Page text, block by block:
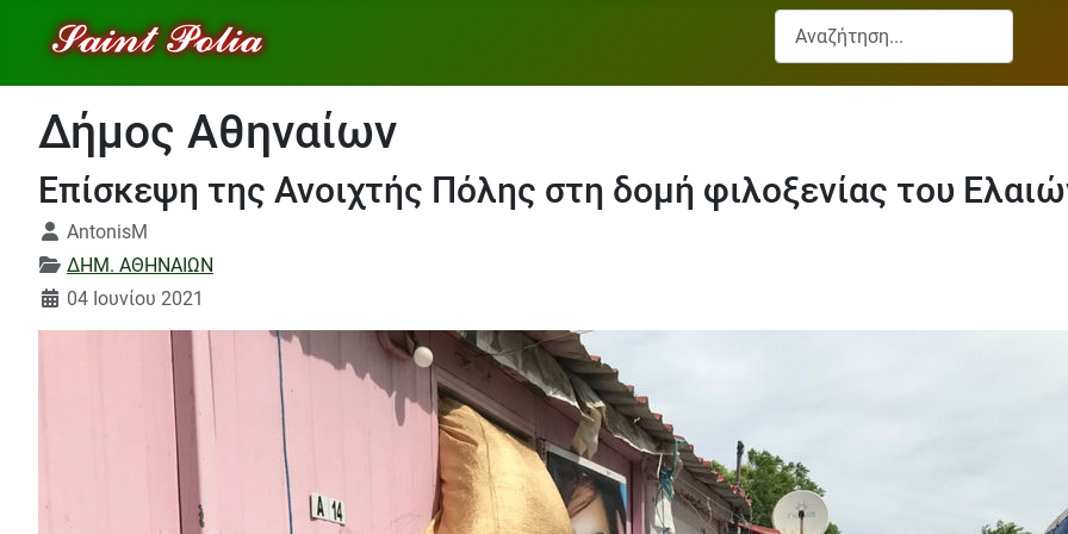
Αναζήτηση...
Δήμος Αθηναίων
Επίσκεψη της Ανοιχτής Πόλης στη δομή φιλοξενίας του
Λεπτομέρειες
AntonisM
ΔΗΜ. ΑΘΗΝΑΙΩΝ
04 Ιουνίου 2021